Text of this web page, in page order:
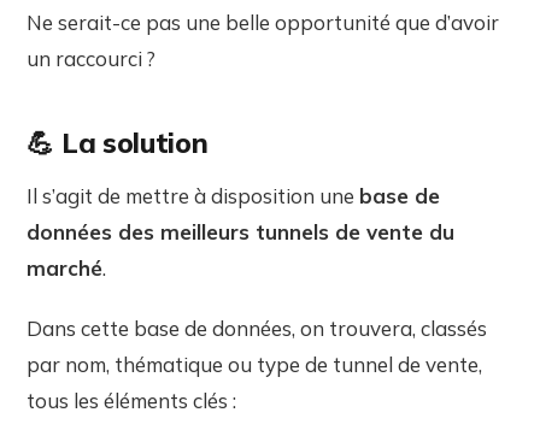
Ne serait-ce pas une belle opportunité que d’avoir
un raccourci ?
💪 La solution
Il s’agit de mettre à disposition une base de
données des meilleurs tunnels de vente du
marché.
Dans cette base de données, on trouvera, classés
par nom, thématique ou type de tunnel de vente,
tous les éléments clés :